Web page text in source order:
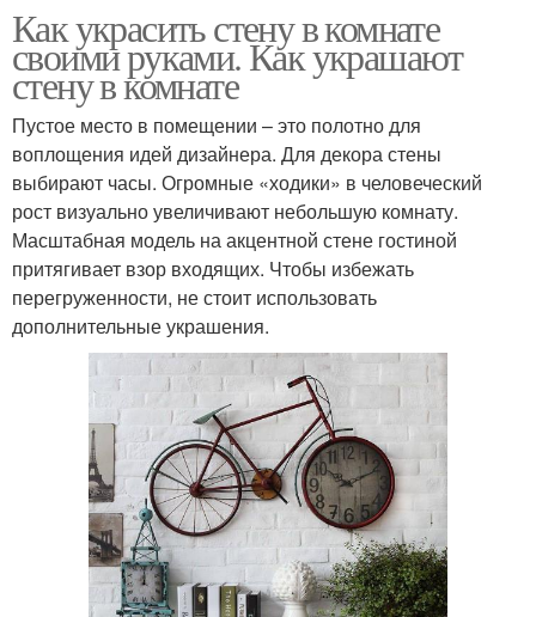
Как украсить стену в комнате
своими руками. Как украшают
стену в комнате
Пустое место в помещении – это полотно для
воплощения идей дизайнера. Для декора стены
выбирают часы. Огромные «ходики» в человеческий
рост визуально увеличивают небольшую комнату.
Масштабная модель на акцентной стене гостиной
притягивает взор входящих. Чтобы избежать
перегруженности, не стоит использовать
дополнительные украшения.